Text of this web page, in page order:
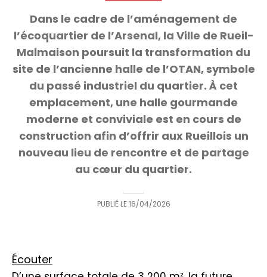
Dans le cadre de l’aménagement de
l’écoquartier de l’Arsenal, la Ville de Rueil-
Malmaison poursuit la transformation du
site de l’ancienne halle de l’OTAN, symbole
du passé industriel du quartier. À cet
emplacement, une halle gourmande
moderne et conviviale est en cours de
construction afin d’offrir aux Rueillois un
nouveau lieu de rencontre et de partage
au cœur du quartier.
PUBLIÉ LE 16/04/2026
Écouter